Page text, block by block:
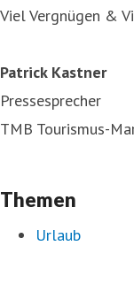
Viel Vergnügen &
Patrick Kastner
Pressesprecher
TMB Tourismus-
Themen
Urlaub